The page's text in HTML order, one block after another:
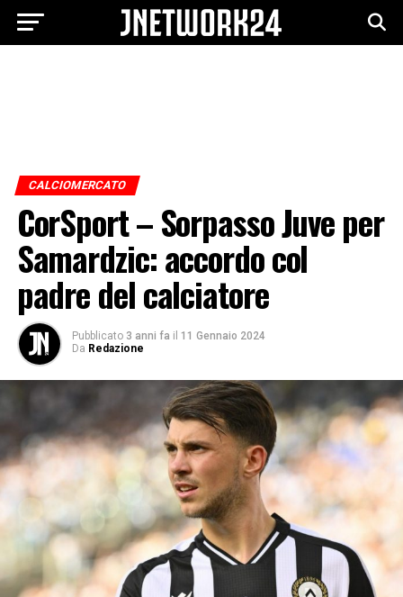
CALCIOMERCATO
CorSport – Sorpasso Juve per
Samardzic: accordo col
padre del calciatore
Pubblicato 3 anni fa il 11 Gennaio 2024
Da Redazione